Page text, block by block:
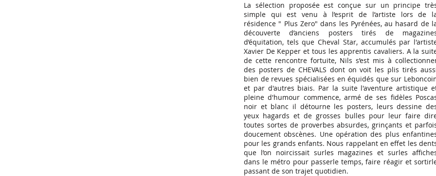
La sélection proposée est conçue sur un principe
simple qui est venu à l’esprit de l’artiste lors de
résidence " Plus Zero" dans les Pyrénées, au hasard de
découverte d’anciens posters tirés de
d’équitation, tels que Cheval Star, accumulés par
Xavier De Kepper et tous les apprentis cavaliers. A la
de cette rencontre fortuite, Nils s’est mis à
des posters de CHEVALS dont on voit les plis tirés
bien de revues spécialisées en équidés que sur
et par d'autres biais. Par la suite l'aventure artistique
pleine d'humour commence, armé de ses fidèles
noir et blanc il détourne les posters, leurs dessine
yeux hagards et de grosses bulles pour leur faire
toutes sortes de proverbes absurdes, grinçants et
doucement obscènes. Une opération des plus
pour les grands enfants. Nous rappelant en effet les
que l’on noircissait surles magazines et surles
dans le métro pour passerle temps, faire réagir et
passant de son trajet quotidien.